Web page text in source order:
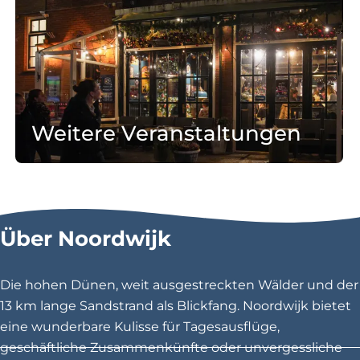
W
t
e
r
n
c
e
n
Weitere Veranstaltungen
i
e
e
n
s
l
Über Noordwijk
Die hohen Dünen, weit ausgestreckten Wälder und der
13 km lange Sandstrand als Blickfang. Noordwijk bietet
eine wunderbare Kulisse für Tagesausflüge,
geschäftliche Zusammenkünfte oder unvergessliche